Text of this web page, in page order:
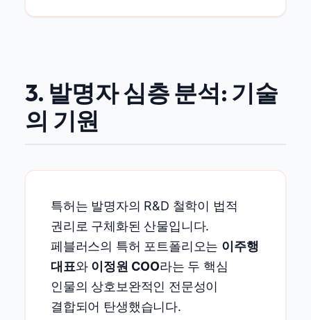
3. 발명자 심층 분석: 기술
의 기원
특허는 발명자의 R&D 철학이 법적
권리로 구체화된 산물입니다.
페블러스의 특허 포트폴리오는 이주행
대표와 이정원 COO라는 두 핵심
인물의 상호보완적인 전문성이
결합되어 탄생했습니다.